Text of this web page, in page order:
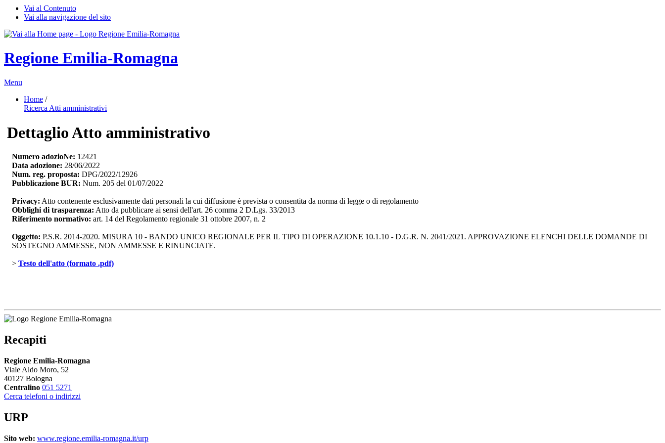
Vai al Contenuto
Vai alla navigazione del sito
Regione Emilia-Romagna
Menu
Home /
Ricerca Atti amministrativi
Dettaglio Atto amministrativo
Numero adozioNe: 12421
Data adozione: 28/06/2022
Num. reg. proposta: DPG/2022/12926
Pubblicazione BUR: Num. 205 del 01/07/2022
Privacy: Atto contenente esclusivamente dati personali la cui diffusione è prevista o consentita da norma di legge o di regolamento
Obblighi di trasparenza: Atto da pubblicare ai sensi dell'art. 26 comma 2 D.Lgs. 33/2013
Riferimento normativo: art. 14 del Regolamento regionale 31 ottobre 2007, n. 2
Oggetto: P.S.R. 2014-2020. MISURA 10 - BANDO UNICO REGIONALE PER IL TIPO DI OPERAZIONE 10.1.10 - D.G.R. N. 2041/2021. APPROVAZIONE ELENCHI DELLE DOMANDE DI
SOSTEGNO AMMESSE, NON AMMESSE E RINUNCIATE.
> Testo dell'atto (formato .pdf)
Recapiti
Regione Emilia-Romagna
Viale Aldo Moro, 52
40127 Bologna
Centralino 051 5271
Cerca telefoni o indirizzi
URP
Sito web: www.regione.emilia-romagna.it/urp